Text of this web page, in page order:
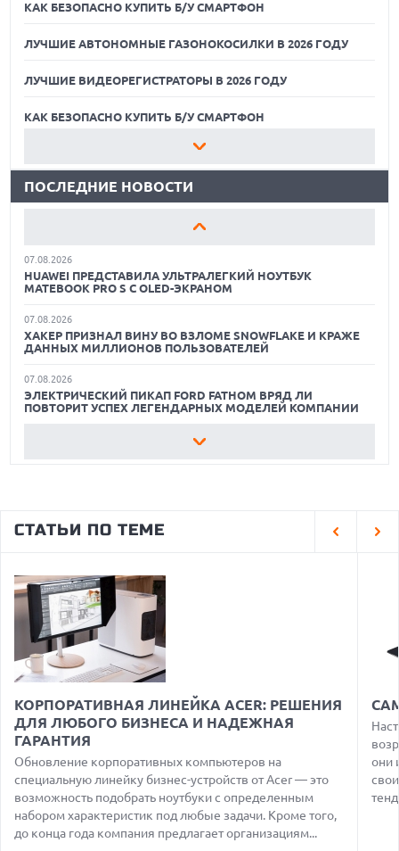
КАК БЕЗОПАСНО КУПИТЬ Б/У СМАРТФОН
ЛУЧШИЕ АВТОНОМНЫЕ ГАЗОНОКОСИЛКИ В 2026 ГОДУ
ЛУЧШИЕ ВИДЕОРЕГИСТРАТОРЫ В 2026 ГОДУ
КАК БЕЗОПАСНО КУПИТЬ Б/У СМАРТФОН
ЛУЧШИЕ АВТОНОМНЫЕ ГАЗОНОКОСИЛКИ В 2026 ГОДУ
ЛУЧШИЕ ВИДЕОРЕГИСТРАТОРЫ В 2026 ГОДУ
КАК БЕЗОПАСНО КУПИТЬ Б/У СМАРТФОН
ЛУЧШИЕ АВТОНОМНЫЕ ГАЗОНОКОСИЛКИ В 2026 ГОДУ
КАК БЕЗОПАСНО КУПИТЬ Б/У СМАРТФОН
ПОСЛЕДНИЕ НОВОСТИ
07.08.2026
НА КЕЙСЕ ДЛЯ УПРАВЛЕНИЯ МУЗЫКОЙ
КАМЕРЫ В СМАРТФОНАХ PIXEL 11 PRO
07.08.2026
HUAWEI ПРЕДСТАВИЛА УЛЬТРАЛЕГКИЙ НОУТБУК
MATEBOOK PRO S С OLED-ЭКРАНОМ
07.08.2026
ХАКЕР ПРИЗНАЛ ВИНУ ВО ВЗЛОМЕ SNOWFLAKE И КРАЖЕ
ДАННЫХ МИЛЛИОНОВ ПОЛЬЗОВАТЕЛЕЙ
07.08.2026
ЭЛЕКТРИЧЕСКИЙ ПИКАП FORD FATHOM ВРЯД ЛИ
ПОВТОРИТ УСПЕХ ЛЕГЕНДАРНЫХ МОДЕЛЕЙ КОМПАНИИ
БАТАРЕЕЙ И ВСТРОЕННЫМ ВЕНТИЛЯТОРОМ
ГЛОБАЛЬНЫЙ СПАД РЫНКА ПЛАНШЕТОВ В 2026 ГОДУ И
НЕОЖИДАННЫЙ РОСТ LENOVO
07.08.2026
УТОЧНЕНЫ РАЗМЕРЫ ЭКРАНОВ ЮБИЛЕЙНЫХ
СМАРТФОНОВ APPLE IPHONE 20
07.08.2026
XENIUM ВЫПУСТИЛА КНОПОЧНЫЕ СМАРТФОНЫ С
ПОДДЕРЖКОЙ СЕТЕЙ 4G И ТЕХНОЛОГИЕЙ VOLTE
07.08.2026
ПРЕДСТАВЛЕНЫ НАУШНИКИ JBL С СЕНСОРНЫМ ЭКРАНОМ
НА КЕЙСЕ ДЛЯ УПРАВЛЕНИЯ МУЗЫКОЙ
07.08.2026
GOOGLE ПЕРЕИМЕНОВЫВАЕТ ФУНКЦИЮ ПОДСВЕТКИ
КАМЕРЫ В СМАРТФОНАХ PIXEL 11 PRO
СТАТЬИ ПО ТЕМЕ
КОРПОРАТИВНАЯ ЛИНЕЙКА ACER: РЕШЕНИЯ
ДЛЯ ЛЮБОГО БИЗНЕСА И НАДЕЖНАЯ
ГАРАНТИЯ
Обновление корпоративных компьютеров на
специальную линейку бизнес-устройств от Acer — это
возможность подобрать ноутбуки с определенным
набором характеристик под любые задачи. Кроме того,
до конца года компания предлагает организациям...
они